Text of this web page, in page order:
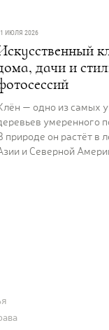
ИЮЛЯ 2026
дачи и
— одно из самых
умеренного
природе он растёт в
и Северной
для